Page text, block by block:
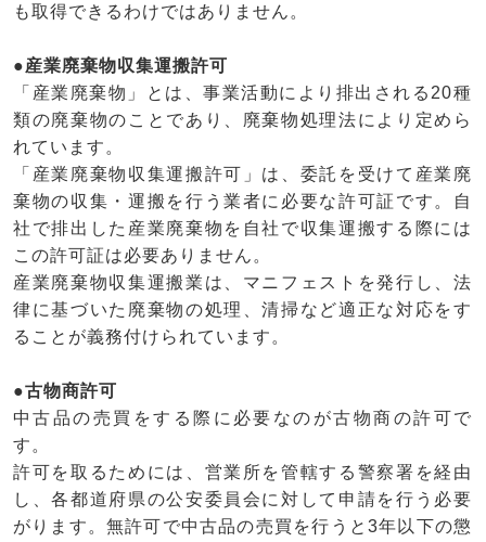
も取得できるわけではありません。
●産業廃棄物収集運搬許可
「産業廃棄物」とは、事業活動により排出される20種
類の廃棄物のことであり、廃棄物処理法により定めら
れています。
「産業廃棄物収集運搬許可」は、委託を受けて産業廃
棄物の収集・運搬を行う業者に必要な許可証です。自
社で排出した産業廃棄物を自社で収集運搬する際には
この許可証は必要ありません。
産業廃棄物収集運搬業は、マニフェストを発行し、法
律に基づいた廃棄物の処理、清掃など適正な対応をす
ることが義務付けられています。
●古物商許可
中古品の売買をする際に必要なのが古物商の許可で
す。
許可を取るためには、営業所を管轄する警察署を経由
し、各都道府県の公安委員会に対して申請を行う必要
がります。無許可で中古品の売買を行うと3年以下の懲